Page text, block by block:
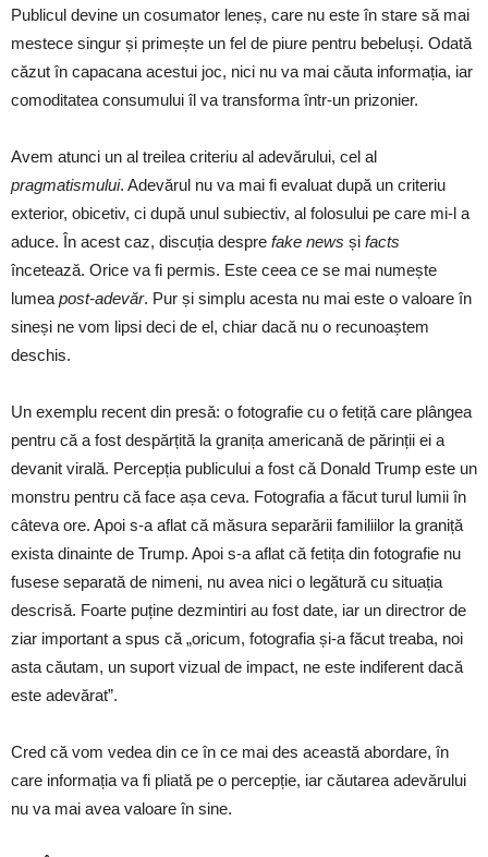
Publicul devine un cosumator leneș, care nu este în stare să mai
mestece singur și primește un fel de piure pentru bebeluși. Odată
căzut în capacana acestui joc, nici nu va mai căuta informația, iar
comoditatea consumului îl va transforma într-un prizonier.
Avem atunci un al treilea criteriu al adevărului, cel al
pragmatismului. Adevărul nu va mai fi evaluat după un criteriu
exterior, obicetiv, ci după unul subiectiv, al folosului pe care mi-l a
aduce. În acest caz, discuția despre fake news și facts
încetează. Orice va fi permis. Este ceea ce se mai numește
lumea post-adevăr. Pur și simplu acesta nu mai este o valoare în
sineși ne vom lipsi deci de el, chiar dacă nu o recunoaștem
deschis.
Un exemplu recent din presă: o fotografie cu o fetiță care plângea
pentru că a fost despărțită la granița americană de părinții ei a
devanit virală. Percepția publicului a fost că Donald Trump este un
monstru pentru că face așa ceva. Fotografia a făcut turul lumii în
câteva ore. Apoi s-a aflat că măsura separării familiilor la graniță
exista dinainte de Trump. Apoi s-a aflat că fetița din fotografie nu
fusese separată de nimeni, nu avea nici o legătură cu situația
descrisă. Foarte puține dezmintiri au fost date, iar un directror de
ziar important a spus că „oricum, fotografia și-a făcut treaba, noi
asta căutam, un suport vizual de impact, ne este indiferent dacă
este adevărat”.
Cred că vom vedea din ce în ce mai des această abordare, în
care informația va fi pliată pe o percepție, iar căutarea adevărului
nu va mai avea valoare în sine.